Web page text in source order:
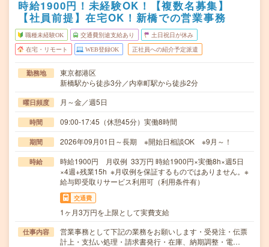
時給1900円！未経験OK！【複数名募集】
【社員前提】在宅OK！新橋での営業事務
職種未経験OK 交通費別途支給あり 土日祝日が休み
在宅・リモート WEB登録OK 正社員への紹介予定派遣
勤務地
東京都港区
新橋駅から徒歩3分／内幸町駅から徒歩2分
曜日頻度 月～金／週5日
時間 09:00-17:45（休憩45分）実働8時間
期間 2026年09月01日～長期 ※開始日相談OK ※9月～！
時給
時給1900円 月収例 33万円 時給1900円×実働8h×週5日
×4週+残業15h ※月収例を保証するものではありません。※
給与即受取りサービス利用可（利用条件有）
交通費
1ヶ月3万円を上限として実費支給
仕事内容
営業事務として下記の業務をお願いします・受発注・伝票
計上・支払い処理・請求書発行・在庫、納期調整・電…